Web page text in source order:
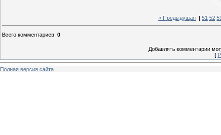
« Предыдущая 51 52
Всего комментариев: 0
Добавлять комментарии
[
Полная версия сайта